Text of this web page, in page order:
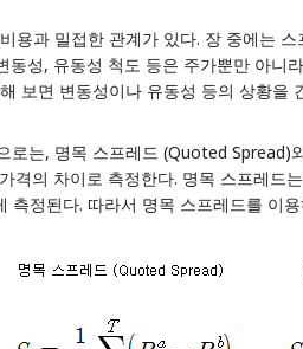
용과 밀접한 관계가 있다. 장 중에는
동성, 유동성 척도 등은 주가뿐만 아니
보면 변동성이나 유동성 등의 상황을
로는, 명목 스프레드 (Quoted
격의 차이로 측정한다. 명목 스프레
측정된다. 따라서 명목 스프레드를 이